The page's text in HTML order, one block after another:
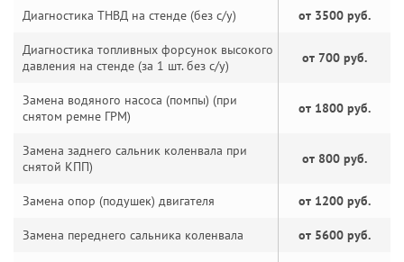
Диагностика ТНВД на стенде (без с/у) от 3500 руб.
Диагностика топливных форсунок высокого
давления на стенде (за 1 шт. без с/у)
от 700 руб.
Замена водяного насоса (помпы) (при
снятом ремне ГРМ)
от 1800 руб.
Замена заднего сальник коленвала при
снятой КПП)
от 800 руб.
Замена опор (подушек) двигателя от 1200 руб.
Замена переднего сальника коленвала от 5600 руб.